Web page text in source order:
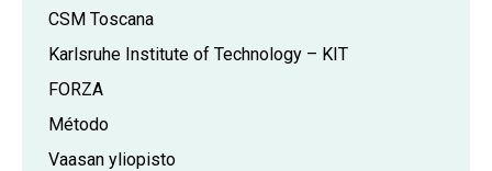
CSM Toscana
Karlsruhe Institute of Technology – KIT
FORZA
Método
Vaasan yliopisto